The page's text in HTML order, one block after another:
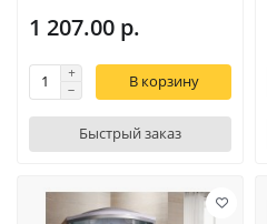
1 207.00 р.
В корзину
Быстрый заказ